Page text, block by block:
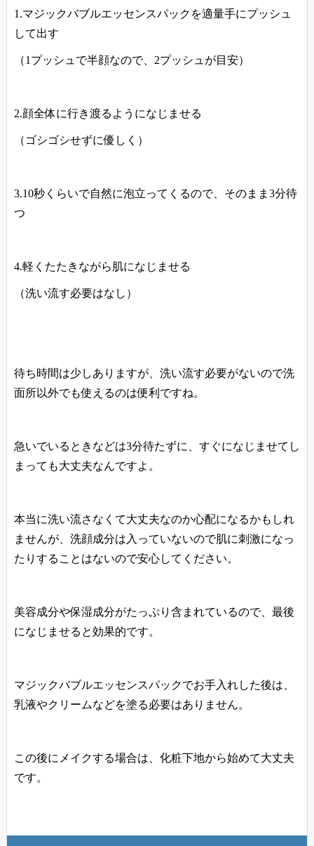
1.マジックバブルエッセンスパックを適量手にプッシュ
して出す
（1プッシュで半顔なので、2プッシュが目安）
2.顔全体に行き渡るようになじませる
（ゴシゴシせずに優しく）
3.10秒くらいで自然に泡立ってくるので、そのまま3分待
つ
4.軽くたたきながら肌になじませる
（洗い流す必要はなし）
待ち時間は少しありますが、洗い流す必要がないので洗
面所以外でも使えるのは便利ですね。
急いでいるときなどは3分待たずに、すぐになじませてし
まっても大丈夫なんですよ。
本当に洗い流さなくて大丈夫なのか心配になるかもしれ
ませんが、洗顔成分は入っていないので肌に刺激になっ
たりすることはないので安心してください。
美容成分や保湿成分がたっぷり含まれているので、最後
になじませると効果的です。
マジックバブルエッセンスパックでお手入れした後は、
乳液やクリームなどを塗る必要はありません。
この後にメイクする場合は、化粧下地から始めて大丈夫
です。